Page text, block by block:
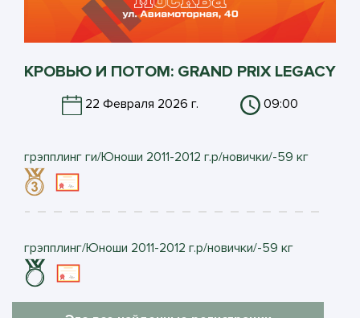
КРОВЬЮ И ПОТОМ: GRAND PRIX LEGACY
22 Февраля 2026 г. 09:00
грэпплинг ги/Юноши 2011-2012 г.р/новички/-59 кг
грэпплинг/Юноши 2011-2012 г.р/новички/-59 кг